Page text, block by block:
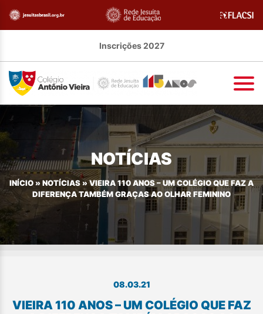
Inscrições 2027
NOTÍCIAS
INÍCIO » NOTÍCIAS »VIEIRA 110 ANOS – UM COLÉGIO QUE FAZ A
DIFERENÇA TAMBÉM GRAÇAS AO OLHAR FEMININO
08.03.21
VIEIRA 110 ANOS – UM COLÉGIO QUE FAZ